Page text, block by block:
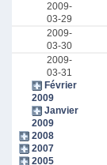
2009-
03-29
2009-
03-30
2009-
03-31
Février
2009
Janvier
2009
2008
2007
2005